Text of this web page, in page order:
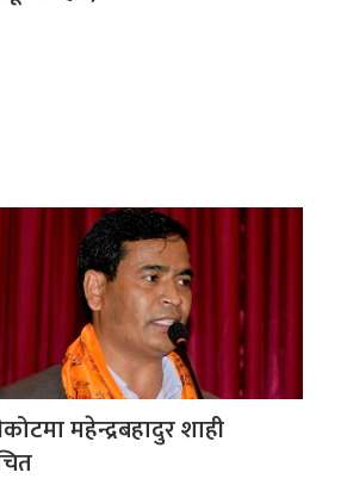
महेन्द्रबहादुर शाही